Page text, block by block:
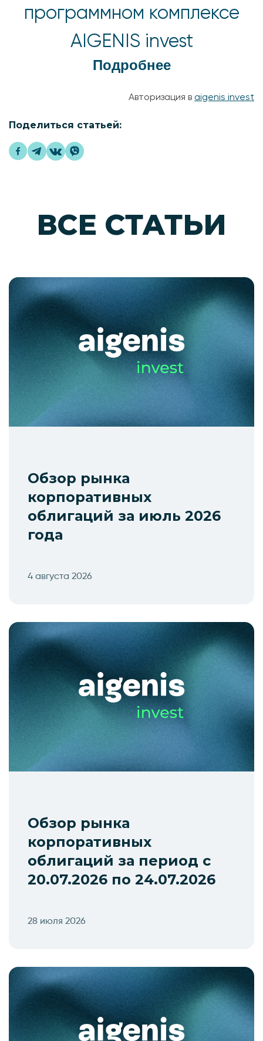
программном комплексе
AIGENIS invest
Подробнее
Авторизация в aigenis invest
Поделиться статьей:
ВСЕ СТАТЬИ
Обзор рынка
корпоративных
облигаций за июль 2026
года
4 августа 2026
Обзор рынка
корпоративных
облигаций за период с
20.07.2026 по 24.07.2026
28 июля 2026